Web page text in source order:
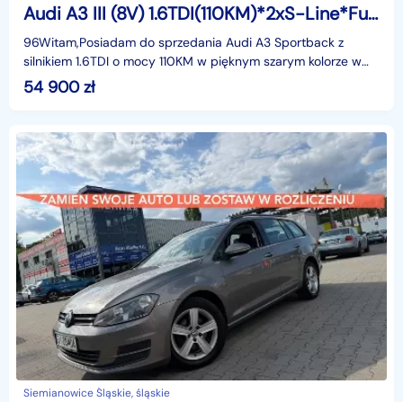
Audi A3 III (8V) 1.6TDI(110KM)*2xS-Line*Full Led*RadarACC*Navi*Asys.Pasa*I Wł*Alu18"A
96Witam,Posiadam do sprzedania Audi A3 Sportback z
silnikiem 1.6TDI o mocy 110KM w pięknym szarym kolorze w
najbogatszej wersji wyposażenia 2xS-Line i z rewelac
54 900zł
Siemianowice Śląskie, śląskie